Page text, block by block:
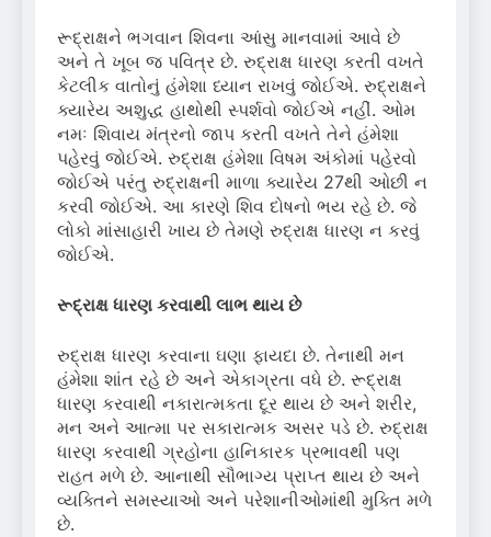
રૂદ્રાક્ષને ભગવાન શિવના આંસુ માનવામાં આવે છે
અને તે ખૂબ જ પવિત્ર છે. રુદ્રાક્ષ ધારણ કરતી વખતે
કેટલીક વાતોનું હંમેશા ધ્યાન રાખવું જોઈએ. રુદ્રાક્ષને
ક્યારેય અશુદ્ધ હાથોથી સ્પર્શવો જોઈએ નહીં. ઓમ
નમઃ શિવાય મંત્રનો જાપ કરતી વખતે તેને હંમેશા
પહેરવું જોઈએ. રુદ્રાક્ષ હંમેશા વિષમ અંકોમાં પહેરવો
જોઈએ પરંતુ રુદ્રાક્ષની માળા ક્યારેય 27થી ઓછી ન
કરવી જોઈએ. આ કારણે શિવ દોષનો ભય રહે છે. જે
લોકો માંસાહારી ખાય છે તેમણે રુદ્રાક્ષ ધારણ ન કરવું
જોઈએ.
રૂદ્રાક્ષ ધારણ કરવાથી લાભ થાય છે
રુદ્રાક્ષ ધારણ કરવાના ઘણા ફાયદા છે. તેનાથી મન
હંમેશા શાંત રહે છે અને એકાગ્રતા વધે છે. રૂદ્રાક્ષ
ધારણ કરવાથી નકારાત્મકતા દૂર થાય છે અને શરીર,
મન અને આત્મા પર સકારાત્મક અસર પડે છે. રુદ્રાક્ષ
ધારણ કરવાથી ગ્રહોના હાનિકારક પ્રભાવથી પણ
રાહત મળે છે. આનાથી સૌભાગ્ય પ્રાપ્ત થાય છે અને
વ્યક્તિને સમસ્યાઓ અને પરેશાનીઓમાંથી મુક્તિ મળે
છે.